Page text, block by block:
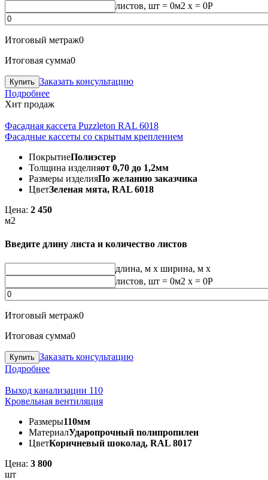
листов, шт = 0м2 x = 0Р
Итоговый метраж0
Итоговая сумма0
Заказать консультацию
Подробнее
Хит продаж
Фасадная кассета Puzzleton RAL 6018
Фасадные кассеты со скрытым креплением
ПокрытиеПолиэстер
Толщина изделияот 0,70 до 1,2мм
Размеры изделияПо желанию заказчика
ЦветЗеленая мята, RAL 6018
Цена: 2 450
м2
Введите длину листа и количество листов
длина, м x ширина, м x
листов, шт = 0м2 x = 0Р
Итоговый метраж0
Итоговая сумма0
Заказать консультацию
Подробнее
Выход канализации 110
Кровельная вентиляция
Размеры110мм
МатериалУдаропрочный полипропилен
ЦветКоричневый шоколад, RAL 8017
Цена: 3 800
шт